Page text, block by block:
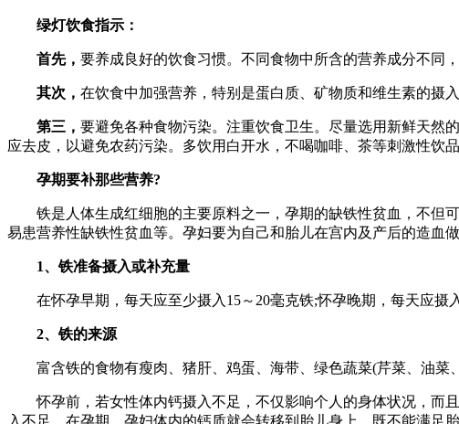
绿灯饮食指示：
首先， 要养成良好的饮食习惯。不同食物中所含的营养成分不同
其次， 在饮食中加强营养，特别是蛋白质、矿物质和维生素的摄
第三， 要避免各种食物污染。注重饮食卫生。尽量选用新鲜天然
应去皮，以避免农药污染。多饮用白开水，不喝咖啡、茶等刺激性饮
孕期要补那些营养?
铁是人体生成红细胞的主要原料之一，孕期的缺铁性贫血，不但可
易患营养性缺铁性贫血等。孕妇要为自己和胎儿在宫内及产后的造血
1、铁准备摄入或补充量
在怀孕早期，每天应至少摄入15～20毫克铁;怀孕晚期，每天应摄入
2、铁的来源
富含铁的食物有瘦肉、猪肝、鸡蛋、海带、绿色蔬菜(芹菜、油菜
怀孕前，若女性体内钙摄入不足，不仅影响个人的身体状况，而
入不足，在孕期，孕妇体内的钙质就会转移到胎儿身上，既不能满